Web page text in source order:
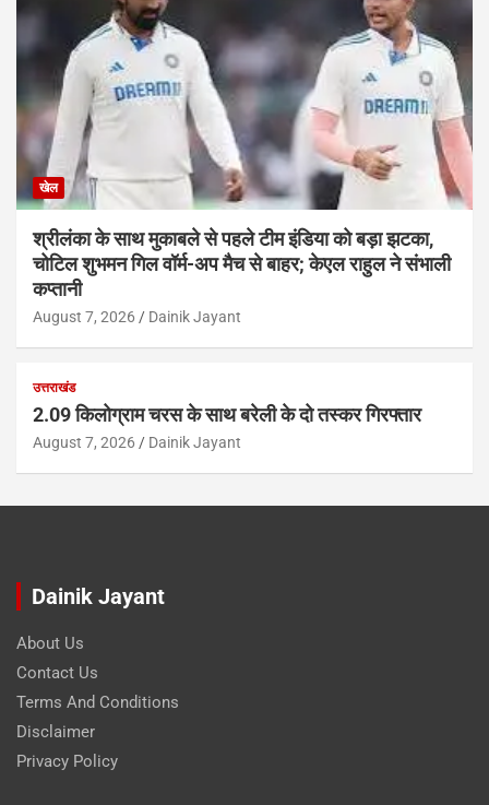
खेल
श्रीलंका के साथ मुकाबले से पहले टीम इंडिया को बड़ा झटका,
चोटिल शुभमन गिल वॉर्म-अप मैच से बाहर; केएल राहुल ने संभाली
कप्तानी
August 7, 2026 Dainik Jayant
उत्तराखंड
2.09 किलोग्राम चरस के साथ बरेली के दो तस्कर गिरफ्तार
August 7, 2026 Dainik Jayant
Dainik Jayant
About Us
Contact Us
Terms And Conditions
Disclaimer
Privacy Policy